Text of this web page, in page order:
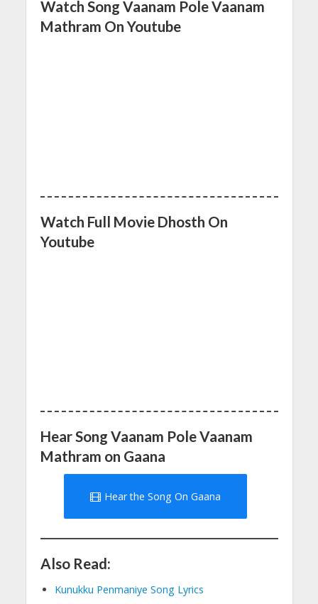
Watch Song Vaanam Pole Vaanam
Mathram On Youtube
Watch Full Movie Dhosth On
Youtube
Hear Song Vaanam Pole Vaanam
Mathram on Gaana
Hear the Song On Gaana
Also Read:
Kunukku Penmaniye Song Lyrics